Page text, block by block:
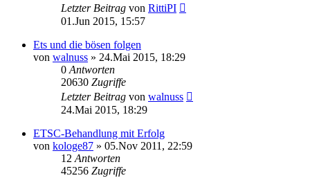
Letzter Beitrag von RittiPI
01.Jun 2015, 15:57
Ets und die bösen folgen
von walnuss » 24.Mai 2015, 18:29
0 Antworten
20630 Zugriffe
Letzter Beitrag von walnuss
24.Mai 2015, 18:29
ETSC-Behandlung mit Erfolg
von kologe87 » 05.Nov 2011, 22:59
12 Antworten
45256 Zugriffe